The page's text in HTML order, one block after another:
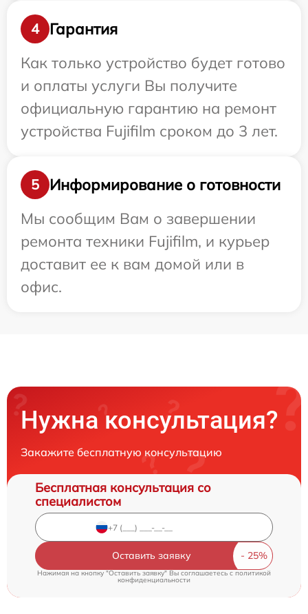
4
Гарантия
Как только устройство будет готово
и оплаты услуги Вы получите
официальную гарантию на ремонт
устройства Fujifilm сроком до 3 лет.
5
Информирование о готовности
Мы сообщим Вам о завершении
ремонта техники Fujifilm, и курьер
доставит ее к вам домой или в
офис.
Нужна консультация?
Закажите бесплатную консультацию
Бесплатная консультация со
специалистом
Оставить заявку
Нажимая на кнопку "Оставить заявку" Вы соглашаетесь c политикой
конфиденциальности